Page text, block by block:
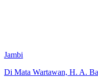
Jambi
Di Mata Wartawan, H. A.